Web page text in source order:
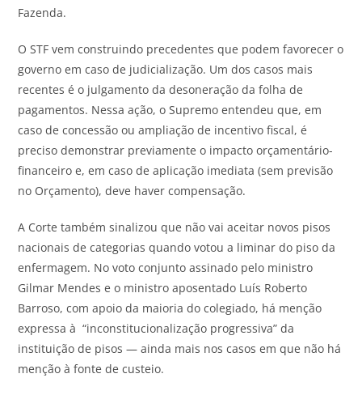
Fazenda.
O STF vem construindo precedentes que podem favorecer o
governo em caso de judicialização. Um dos casos mais
recentes é o julgamento da desoneração da folha de
pagamentos. Nessa ação, o Supremo entendeu que, em
caso de concessão ou ampliação de incentivo fiscal, é
preciso demonstrar previamente o impacto orçamentário-
financeiro e, em caso de aplicação imediata (sem previsão
no Orçamento), deve haver compensação.
A Corte também sinalizou que não vai aceitar novos pisos
nacionais de categorias quando votou a liminar do piso da
enfermagem. No voto conjunto assinado pelo ministro
Gilmar Mendes e o ministro aposentado Luís Roberto
Barroso, com apoio da maioria do colegiado, há menção
expressa à “inconstitucionalização progressiva” da
instituição de pisos — ainda mais nos casos em que não há
menção à fonte de custeio.